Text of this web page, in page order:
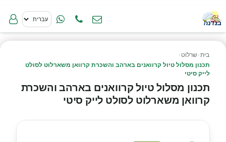
בית›שרלוט ›
תכנון מסלול טיול קרוואנים בארהב והשכרת קרוואן משארלוט לסולט
לייק סיטי
תכנון מסלול טיול קרוואנים בארהב והשכרת
קרוואן משארלוט לסולט לייק סיטי